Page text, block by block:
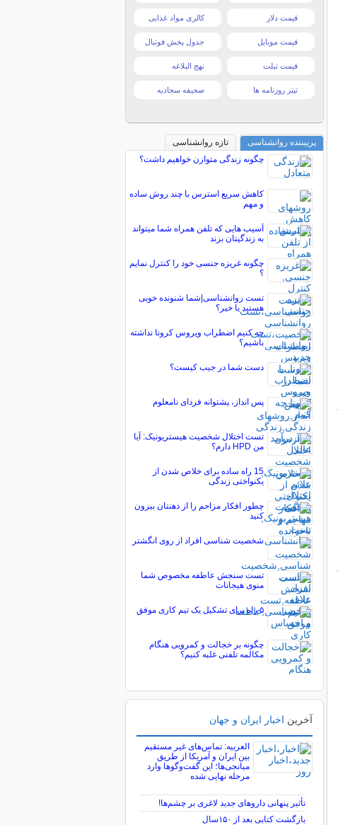
قیمت دلار کالری مواد غذایی
قیمت موبایل جدول پخش فوتبال
قیمت تبلت نهج البلاغه
تیتر روزنامه ها صحیفه سجادیه
پربیننده روانشناسی
تازه روانشناسی
چگونه زندگی متوازن خواهیم داشت؟
کاهش سریع استرس با چند روش ساده
و مهم
آسیب هایی که تلفن همراه شما میتواند
به زندگیتان بزند
چگونه غریزه جنسی خود را کنترل نمایم
؟
تست روانشناسی|شما شنونده خوبی
هستید یا خیر؟
چه کنیم اضطراب ویروس کرونا نداشته
باشیم؟
دست شما در جیب کیست؟
پس انداز، پشتوانه فردای نامعلوم
تست اختلال شخصیت هیستریونیک: آیا
من HPD دارم؟
15 راه ساده برای خلاص شدن از
یکنواختی زندگی
چطور افکار مزاحم را از ذهنتان بیرون
کنید
شخصیت شناسی افراد از روی انگشتر
تست سنجش عاطفه مخصوص شما
منوی هیجانات
۵ راه برای تشکیل یک تیم کاری موفق
چگونه بر خجالت و کمرویی هنگام
مکالمه تلفنی غلبه کنیم؟
آخرین اخبار ایران و جهان
العربیه: تماس‌های غیر مستقیم
بین ایران و آمریکا از طریق
میانجی‌ها؛ این گفت‌و‌گو‌ها وارد
مرحله نهایی شده
تأثیر پنهانی داروهای جدید لاغری بر چشم‌ها!
بازگشت کتابی بعد از ۱۵۰سال